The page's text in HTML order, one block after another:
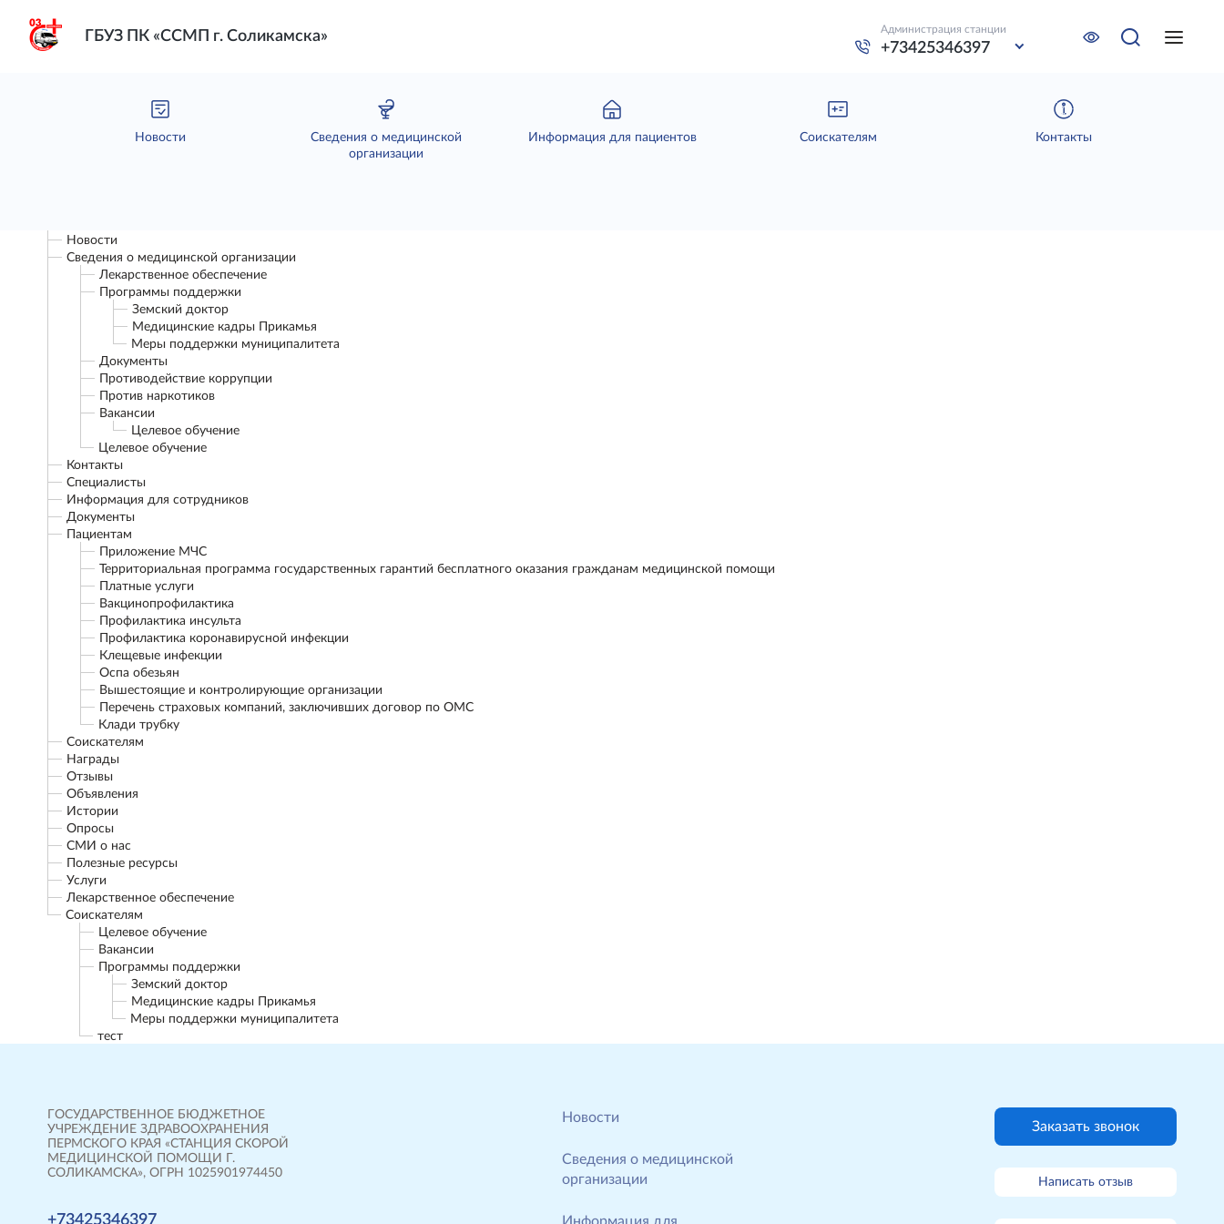
Новости
Сведения о медицинской
организации
Информация для пациентов Соискателям Контакты
Новости
Сведения о медицинской организации
Лекарственное обеспечение
Программы поддержки
Земский доктор
Медицинские кадры Прикамья
Меры поддержки муниципалитета
Документы
Противодействие коррупции
Против наркотиков
Вакансии
Целевое обучение
Целевое обучение
Контакты
Специалисты
Информация для сотрудников
Документы
Пациентам
Приложение МЧС
Территориальная программа государственных гарантий бесплатного оказания гражданам медицинской помощи
Платные услуги
Вакцинопрофилактика
Профилактика инсульта
Профилактика коронавирусной инфекции
Клещевые инфекции
Оспа обезьян
Вышестоящие и контролирующие организации
Перечень страховых компаний, заключивших договор по ОМС
Клади трубку
Соискателям
Награды
Отзывы
Объявления
Истории
Опросы
СМИ о нас
Полезные ресурсы
Услуги
Лекарственное обеспечение
Соискателям
Целевое обучение
Вакансии
Программы поддержки
Земский доктор
Медицинские кадры Прикамья
Меры поддержки муниципалитета
тест
ГБУЗ ПК «ССМП г. Соликамска» Администрация станции
+73425346397
ГОСУДАРСТВЕННОЕ БЮДЖЕТНОЕ
УЧРЕЖДЕНИЕ ЗДРАВООХРАНЕНИЯ
ПЕРМСКОГО КРАЯ «СТАНЦИЯ СКОРОЙ
МЕДИЦИНСКОЙ ПОМОЩИ Г.
СОЛИКАМСКА», ОГРН 1025901974450
+73425346397
Новости
Сведения о медицинской
организации
Заказать звонок
Написать отзыв